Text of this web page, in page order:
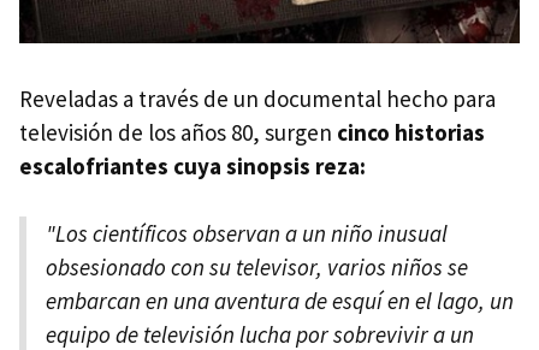
Reveladas a través de un documental hecho para
televisión de los años 80, surgen cinco historias
escalofriantes cuya sinopsis reza:
"Los científicos observan a un niño inusual
obsesionado con su televisor, varios niños se
embarcan en una aventura de esquí en el lago, un
equipo de televisión lucha por sobrevivir a un